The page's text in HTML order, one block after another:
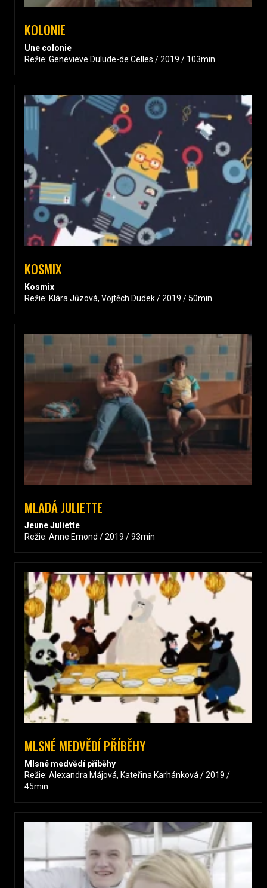
KOLONIE
Une colonie
Režie: Genevieve Dulude-de Celles / 2019 / 103min
KOSMIX
Kosmix
Režie: Klára Jůzová, Vojtěch Dudek / 2019 / 50min
MLADÁ JULIETTE
Jeune Juliette
Režie: Anne Emond / 2019 / 93min
MLSNÉ MEDVĚDÍ PŘÍBĚHY
Mlsné medvědí příběhy
Režie: Alexandra Májová, Kateřina Karhánková / 2019 /
45min